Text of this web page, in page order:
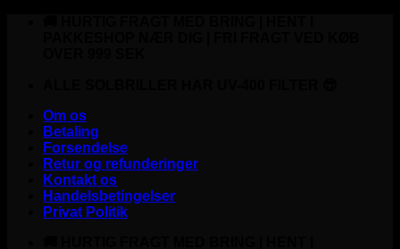
Om os
Betaling
Forsendelse
Retur og refunderinger
Kontakt os
Handelsbetingelser
Privat Politik